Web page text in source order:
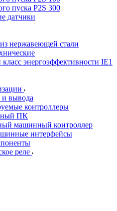
пуска P2S 300
датчики
нержавеющей стали
энергоэффективности IE1
и вывода
контроллеры
ПК
машинный контроллер
интерфейсы
реле